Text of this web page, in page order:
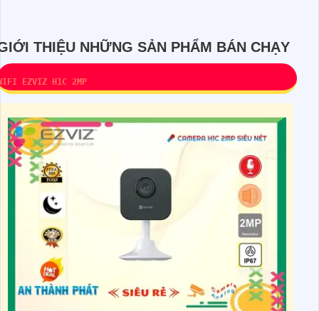
THIỆU NHỮNG SẢN PHẨM BÁN CHẠY
EZVIZ H1C 2MP